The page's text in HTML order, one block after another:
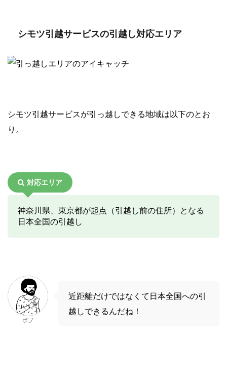
シモツ引越サービスの引越し対応エリア
シモツ引越サービスが引っ越しできる地域は以下のとお
り。
対応エリア
神奈川県、東京都が起点（引越し前の住所）となる
日本全国の引越し
ボブ
近距離だけではなくて日本全国への引
越しできるんだね！